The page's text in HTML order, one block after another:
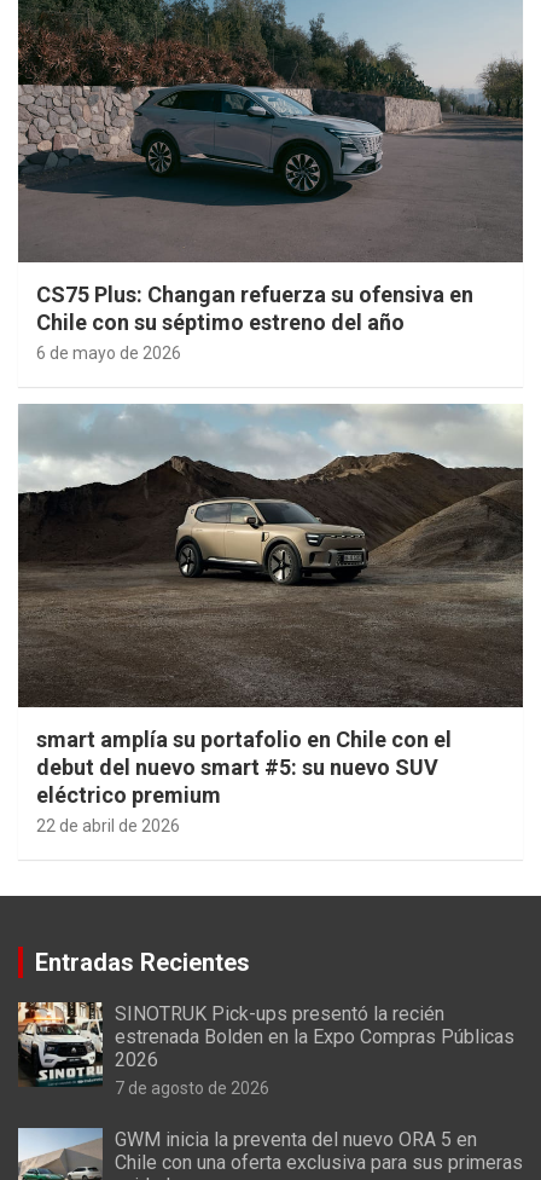
CS75 Plus: Changan refuerza su ofensiva en
Chile con su séptimo estreno del año
6 de mayo de 2026
smart amplía su portafolio en Chile con el
debut del nuevo smart #5: su nuevo SUV
eléctrico premium
22 de abril de 2026
Entradas Recientes
SINOTRUK Pick-ups presentó la recién
estrenada Bolden en la Expo Compras Públicas
2026
7 de agosto de 2026
GWM inicia la preventa del nuevo ORA 5 en
Chile con una oferta exclusiva para sus primeras